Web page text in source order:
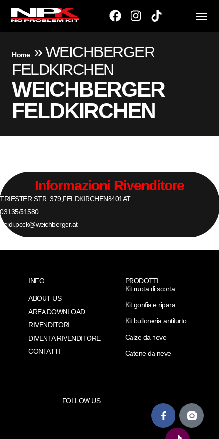
Home»WEICHBERGER
FELDKIRCHEN
WEICHBERGER
FELDKIRCHEN
Informazioni Rivenditore
TRIESTER STR. 379, FELDKIRCHEN8401AT
03135/51580
heidi.pock@weichberger.at
INFO
ABOUT US
AREA DOWNLOAD
RIVENDITORI
DIVENTA RIVENDITORE
CONTATTI
PRODOTTI
Kit ruota di scorta
Kit gonfia e ripara
Kit bulloneria antifurto
Calze da neve
Catene da neve
FOLLOW US: